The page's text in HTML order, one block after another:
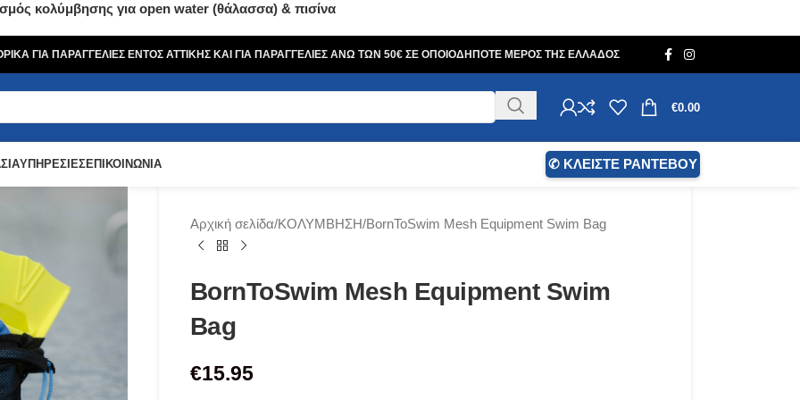
κολύμβησης για open water (θάλασσα) & πισίνα
ΓΙΑ ΠΑΡΑΓΓΕΛΙΕΣ ΕΝΤΟΣ ΑΤΤΙΚΗΣ ΚΑΙ ΓΙΑ ΠΑΡΑΓΓΕΛΙΕΣ ΑΝΩ ΤΩΝ 50€ ΣΕ ΟΠΟΙΟΔΗΠΟΤΕ ΜΕΡΟΣ ΤΗΣ ΕΛΛΑΔΟΣ
€0.00
ΥΠΗΡΕΣΙΕΣΕΠΙΚΟΙΝΩΝΙΑ ✆ ΚΛΕΙΣΤΕ ΡΑΝΤΕΒΟΥ
Αρχική σελίδα ΚΟΛΥΜΒΗΣΗ BornToSwim Mesh Equipment Swim Bag
BornToSwim Mesh Equipment Swim
Bag
€15.95